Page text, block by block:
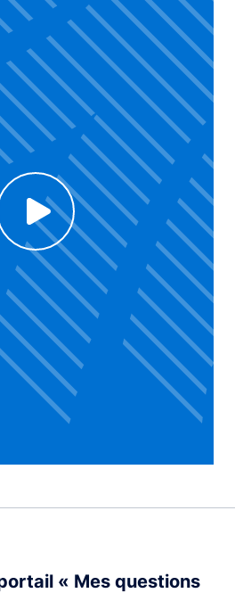
Voir la vidéo
cookies and see content
« Mes questions